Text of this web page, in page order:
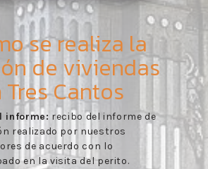
se realiza la
de viviendas
Tres Cantos
informe: recibo del informe de
realizado por nuestros
de acuerdo con lo
en la visita del perito.